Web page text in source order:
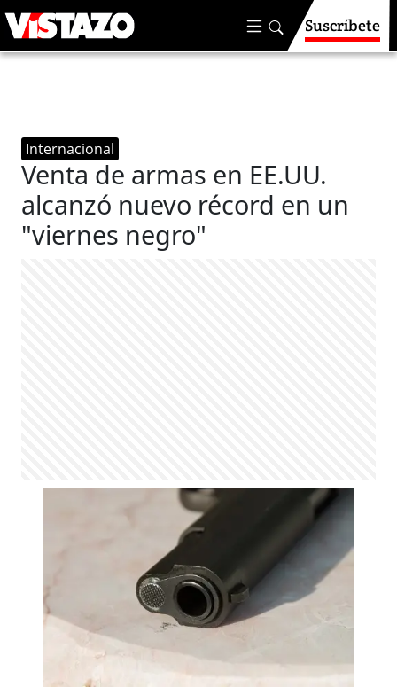
Suscríbete
Internacional
Venta de armas en EE.UU.
alcanzó nuevo récord en un
"viernes negro"